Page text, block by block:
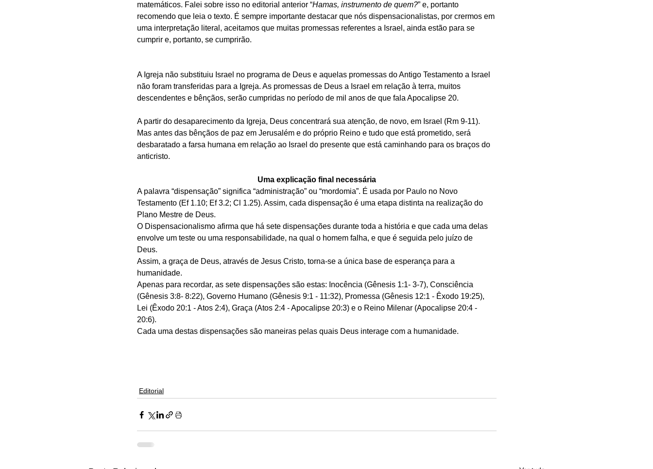
matemáticos. Falei sobre isso no editorial anterior “Hamas, instrumento de quem?” e, portanto
recomendo que leia o texto. É sempre importante destacar que nós dispensacionalistas, por crermos em
uma interpretação literal, aceitamos que muitas promessas referentes a Israel, ainda estão para se
cumprir e, portanto, se cumprirão.
A Igreja não substituiu Israel no programa de Deus e aquelas promessas do Antigo Testamento a Israel
não foram transferidas para a Igreja. As promessas de Deus a Israel em relação à terra, muitos
descendentes e bênçãos, serão cumpridas no período de mil anos de que fala Apocalipse 20.
A partir do desaparecimento da Igreja, Deus concentrará sua atenção, de novo, em Israel (Rm 9-11).
Mas antes das bênçãos de paz em Jerusalém e do próprio Reino e tudo que está prometido, será
desbaratado a farsa humana em relação ao Israel do presente que está caminhando para os braços do
anticristo.
Uma explicação final necessária
A palavra “dispensação” significa “administração” ou “mordomia”. É usada por Paulo no Novo
Testamento (Ef 1.10; Ef 3.2; Cl 1.25). Assim, cada dispensação é uma etapa distinta na realização do
Plano Mestre de Deus.
O Dispensacionalismo afirma que há sete dispensações durante toda a história e que cada uma delas
envolve um teste ou uma responsabilidade, na qual o homem falha, e que é seguida pelo juízo de
Deus.
Assim, a graça de Deus, através de Jesus Cristo, torna-se a única base de esperança para a
humanidade.
Apenas para recordar, as sete dispensações são estas: Inocência (Gênesis 1:1- 3-7), Consciência
(Gênesis 3:8- 8:22), Governo Humano (Gênesis 9:1 - 11:32), Promessa (Gênesis 12:1 - Êxodo 19:25),
Lei (Êxodo 20:1 - Atos 2:4), Graça (Atos 2:4 - Apocalipse 20:3) e o Reino Milenar (Apocalipse 20:4 -
20:6).
Cada uma destas dispensações são maneiras pelas quais Deus interage com a humanidade.
Editorial